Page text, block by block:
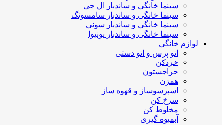
سینما خانگی و ساندبار ال جی
سینما خانگی و ساندبار سامسونگ
سینما خانگی و ساندبار سونی
سینما خانگی و ساندبار یونیوا
لوازم خانگی
اتو پرس و اتو دستی
خردکن
حراجستون
همزن
اسپرسوساز و قهوه ساز
سرخ کن
مخلوط کن
آبمیوه گیری